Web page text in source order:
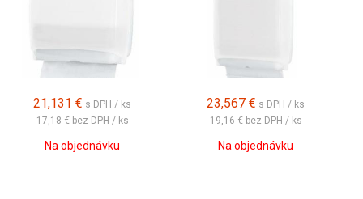
21,131 € s DPH / ks
17,18 € bez DPH / ks
Na objednávku
23,567 € s DPH / ks
19,16 € bez DPH / ks
Na objednávku